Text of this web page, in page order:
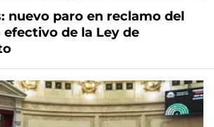
nuevo paro en reclamo del
de la Ley de